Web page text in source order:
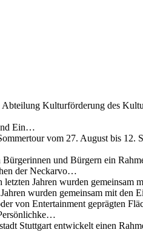
Kulturförderung des
Ein…
vom 27. August bis 12.
Bürgerinnen und Bürgern ein
der Neckarvo…
Jahren wurden
wurden gemeinsam mit den
von Entertainment geprägten
Stuttgart entwickelt einen